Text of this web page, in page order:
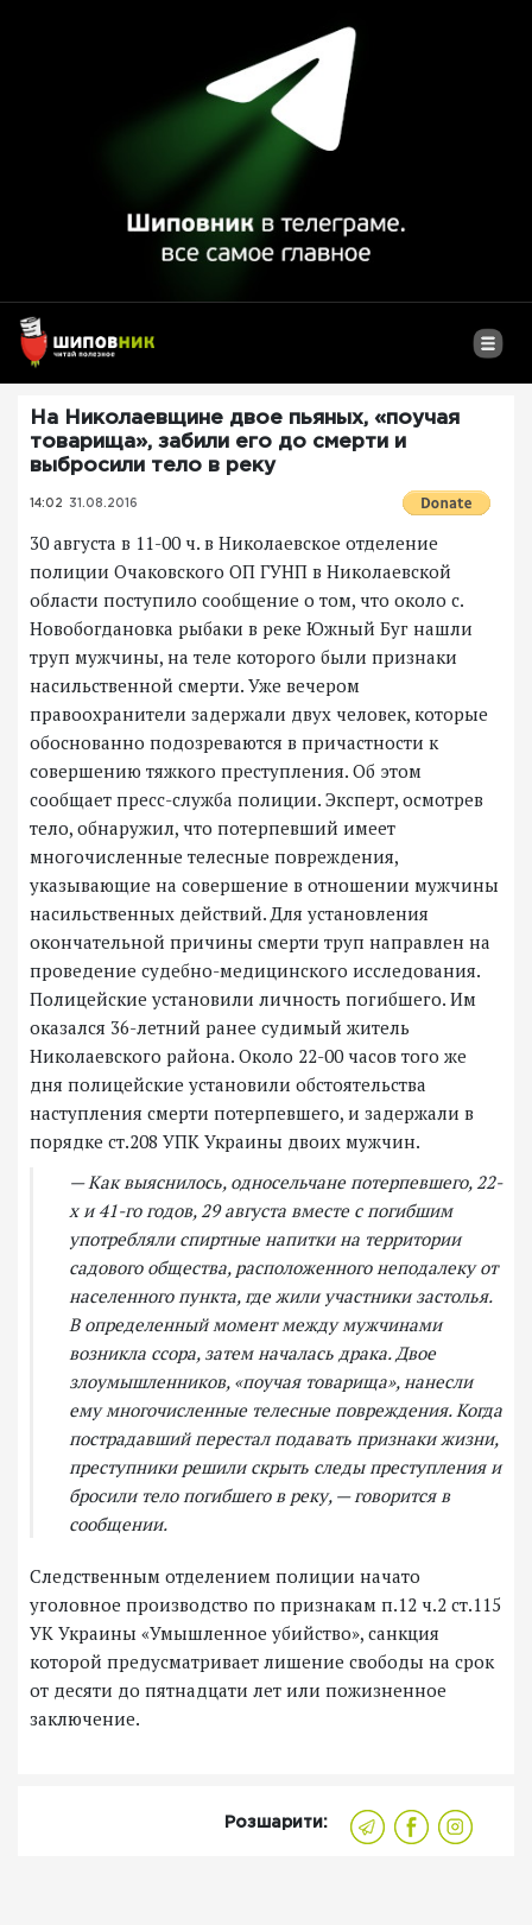
На Николаевщине двое пьяных, «поучая
товарища», забили его до смерти и
выбросили тело в реку
14:02 31.08.2016
30 августа в 11-00 ч. в Николаевское отделение
полиции Очаковского ОП ГУНП в Николаевской
области поступило сообщение о том, что около с.
Новобогдановка рыбаки в реке Южный Буг нашли
труп мужчины, на теле которого были признаки
насильственной смерти. Уже вечером
правоохранители задержали двух человек, которые
обоснованно подозреваются в причастности к
совершению тяжкого преступления. Об этом
сообщает пресс-служба полиции. Эксперт, осмотрев
тело, обнаружил, что потерпевший имеет
многочисленные телесные повреждения,
указывающие на совершение в отношении мужчины
насильственных действий. Для установления
окончательной причины смерти труп направлен на
проведение судебно-медицинского исследования.
Полицейские установили личность погибшего. Им
оказался 36-летний ранее судимый житель
Николаевского района. Около 22-00 часов того же
дня полицейские установили обстоятельства
наступления смерти потерпевшего, и задержали в
порядке ст.208 УПК Украины двоих мужчин.
— Как выяснилось, односельчане потерпевшего, 22-
х и 41-го годов, 29 августа вместе с погибшим
употребляли спиртные напитки на территории
садового общества, расположенного неподалеку от
населенного пункта, где жили участники застолья.
В определенный момент между мужчинами
возникла ссора, затем началась драка. Двое
злоумышленников, «поучая товарища», нанесли
ему многочисленные телесные повреждения. Когда
пострадавший перестал подавать признаки жизни,
преступники решили скрыть следы преступления и
бросили тело погибшего в реку, — говорится в
сообщении.
Следственным отделением полиции начато
уголовное производство по признакам п.12 ч.2 ст.115
УК Украины «Умышленное убийство», санкция
которой предусматривает лишение свободы на срок
от десяти до пятнадцати лет или пожизненное
заключение.
Розшарити: